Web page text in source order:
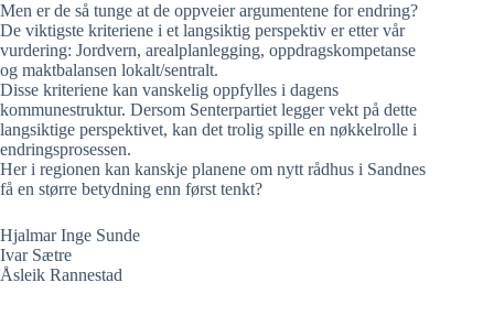
Men er de så tunge at de oppveier argumentene for endring?
De viktigste kriteriene i et langsiktig perspektiv er etter vår
vurdering: Jordvern, arealplanlegging, oppdragskompetanse
og maktbalansen lokalt/sentralt.
Disse kriteriene kan vanskelig oppfylles i dagens
kommunestruktur. Dersom Senterpartiet legger vekt på dette
langsiktige perspektivet, kan det trolig spille en nøkkelrolle i
endringsprosessen.
Her i regionen kan kanskje planene om nytt rådhus i Sandnes
få en større betydning enn først tenkt?
Hjalmar Inge Sunde
Ivar Sætre
Åsleik Rannestad